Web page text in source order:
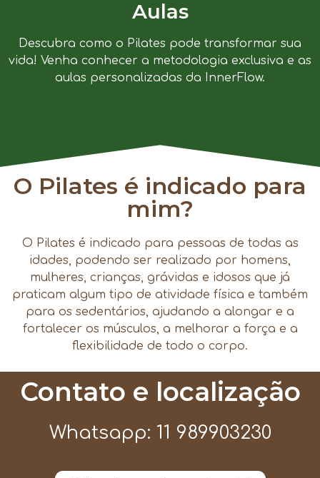
Aulas
Descubra como o Pilates pode transformar sua
vida! Venha conhecer a metodologia exclusiva e as
aulas personalizadas da InnerFlow.
O Pilates é indicado para
mim?
O Pilates é indicado para pessoas de todas as
idades, podendo ser realizado por homens,
mulheres, crianças, grávidas e idosos que já
praticam algum tipo de atividade física e também
para os sedentários, ajudando a alongar e a
fortalecer os músculos, a melhorar a força e a
flexibilidade de todo o corpo.
Contato e localização
Whatsapp: 11 989903230